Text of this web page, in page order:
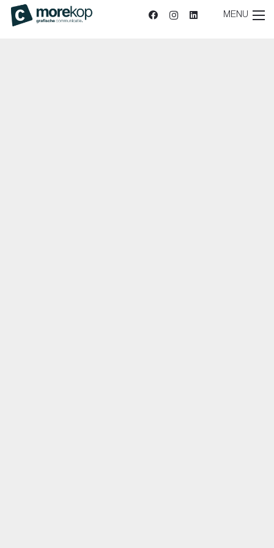
MENU
Sitemap|Privacy| reCAPTCHA Privacy Policy en voorwaarden